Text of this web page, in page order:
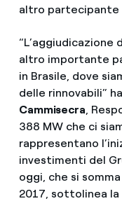
altro partecipante
“L’aggiudicazione
altro importante
in Brasile, dove
delle rinnovabili”
Cammisecra ,
388 MW che ci
rappresentano
investimenti del
oggi, che si
2017, sottolinea